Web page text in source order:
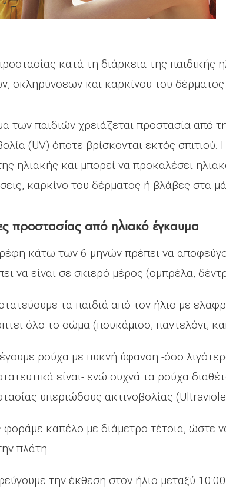
κατά τη διάρκεια της παιδικής
σκληρύνσεων και καρκίνου του
των παιδιών χρειάζεται προστασία από
(UV) όποτε βρίσκονται εκτός
ηλιακής και μπορεί να προκαλέσει
καρκίνο του δέρματος ή βλάβες στα
προστασίας από ηλιακό έγκαυμα
κάτω των 6 μηνών πρέπει να
να είναι σε σκιερό μέρος (ομπρέλα,
τα παιδιά από τον ήλιο με
όλο το σώμα (πουκάμισο, παντελόνι,
ρούχα με πυκνή ύφανση -όσο
είναι- ενώ συχνά τα ρούχα
υπεριώδους ακτινοβολίας
φοράμε καπέλο με διάμετρο τέτοια, ώστε
πλάτη.
την έκθεση στον ήλιο μεταξύ